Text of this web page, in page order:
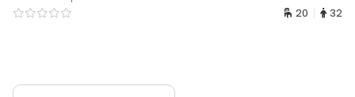
20 32